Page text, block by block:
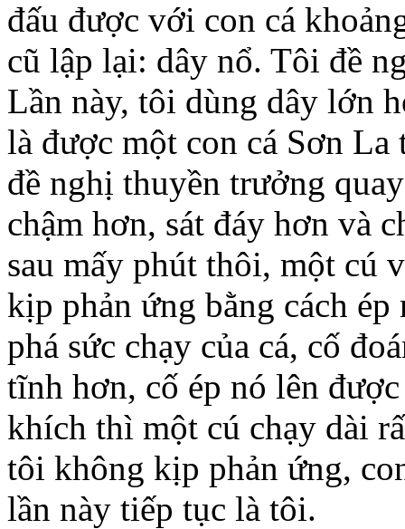
đấu được với con cá
cũ lập lại: dây nổ. Tôi đề
Lần này, tôi dùng dây lớn
là được một con cá Sơn
đề nghị thuyền trưởng
chậm hơn, sát đáy hơn và
sau mấy phút thôi, một cú
kịp phản ứng bằng cách
phá sức chạy của cá, cố
tĩnh hơn, cố ép nó lên
khích thì một cú chạy dài
tôi không kịp phản ứng,
lần này tiếp tục là tôi.